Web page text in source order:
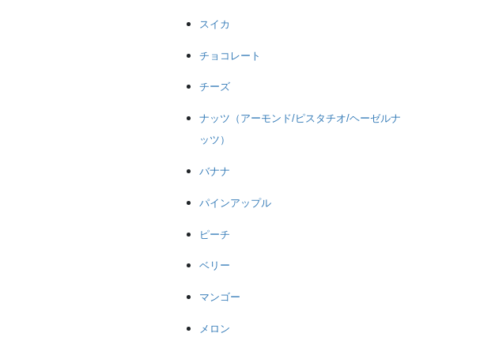
スイカ
チョコレート
チーズ
ナッツ（アーモンド/ピスタチオ/ヘーゼルナ
ッツ）
バナナ
パインアップル
ピーチ
ベリー
マンゴー
メロン